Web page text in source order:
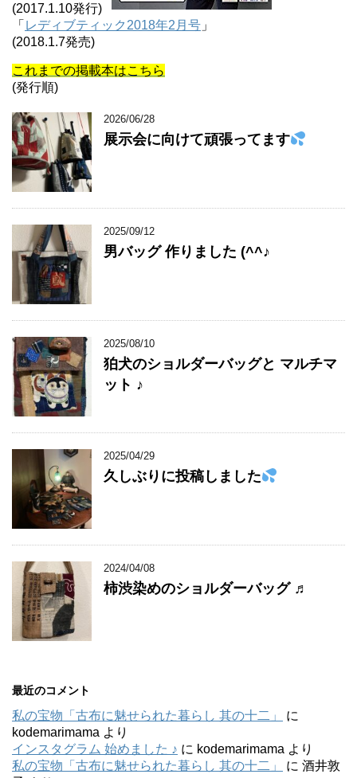
(2017.1.10発行)
「 レディブティック2018年2月号 」
(2018.1.7発売)
これまでの掲載本はこちら
(発行順)
2026/06/28
展示会に向けて頑張ってます
2025/09/12
男バッグ 作りました (^^♪
2025/08/10
狛犬のショルダーバッグと マルチマ
ット ♪
2025/04/29
久しぶりに投稿しました
2024/04/08
柿渋染めのショルダーバッグ ♬
最近のコメント
私の宝物「古布に魅せられた暮らし 其の十二」
に
kodemarimama より
インスタグラム 始めました ♪ に kodemarimama より
私の宝物「古布に魅せられた暮らし 其の十二」
に 酒井敦